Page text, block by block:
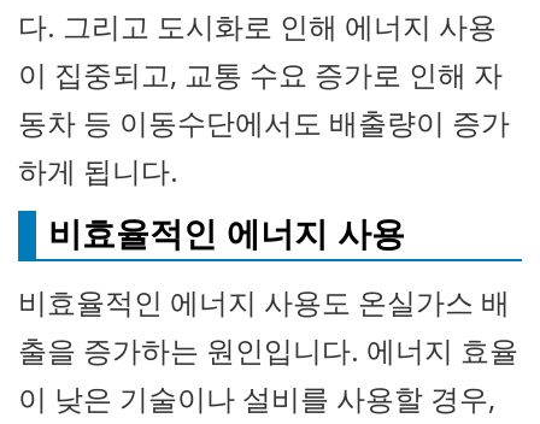
다. 그리고 도시화로 인해 에너지 사용
이 집중되고, 교통 수요 증가로 인해 자
동차 등 이동수단에서도 배출량이 증가
하게 됩니다.
비효율적인 에너지 사용
비효율적인 에너지 사용도 온실가스 배
출을 증가하는 원인입니다. 에너지 효율
이 낮은 기술이나 설비를 사용할 경우,